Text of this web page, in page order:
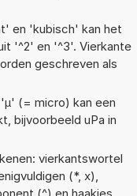
en 'kubisch' kan het
'^2' en '^3'. Vierkante
geschreven als
(= micro) kan een
bijvoorbeeld uPa in
vierkantswortel
(*, x),
(^) en haakjes